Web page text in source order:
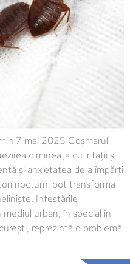
7 mai 2025 Coșmarul
dimineața cu iritații și
și anxietatea de a împărți
nocturni pot transforma
Infestările
urban, în special în
reprezintă o problemă